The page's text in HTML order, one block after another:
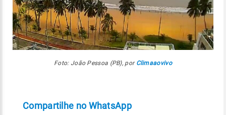
Foto: João Pessoa (PB), por Climaaovivo
Compartilhe no WhatsApp